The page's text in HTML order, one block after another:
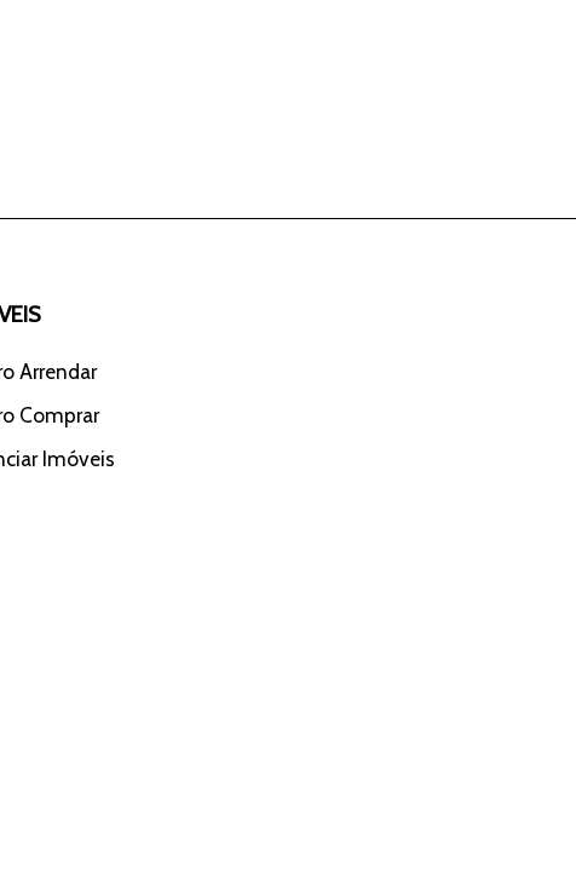
Arrendar
Comprar
Imóveis